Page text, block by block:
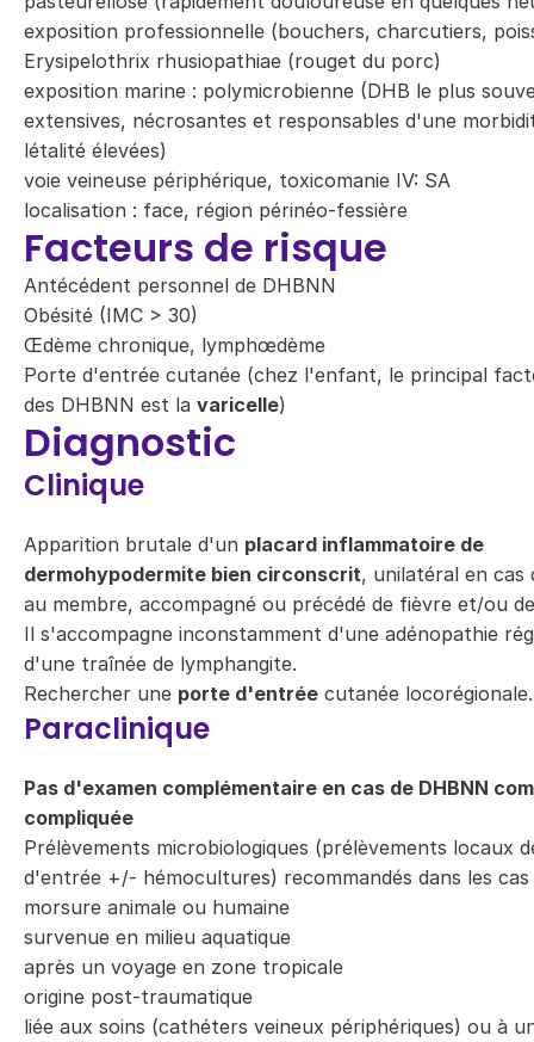
exposition professionnelle (bouchers, charcutiers,
Erysipelothrix rhusiopathiae (rouget du porc)
exposition marine : polymicrobienne (DHB le plus
extensives, nécrosantes et responsables d'une
létalité élevées)
voie veineuse périphérique, toxicomanie IV: SA
localisation : face, région périnéo-fessière
Facteurs de risque
Antécédent personnel de DHBNN
Obésité (IMC > 30)
Œdème chronique, lymphœdème
Porte d'entrée cutanée (chez l'enfant, le principal
des DHBNN est la varicelle)
Diagnostic
Clinique
Apparition brutale d'un placard inflammatoire de
dermohypodermite bien circonscrit, unilatéral en cas
au membre, accompagné ou précédé de fièvre et/ou
Il s'accompagne inconstamment d'une adénopathie
d'une traînée de lymphangite.
Rechercher une porte d'entrée cutanée locorégionale.
Paraclinique
Pas d'examen complémentaire en cas de DHBNN
compliquée
Prélèvements microbiologiques (prélèvements locaux
d'entrée +/- hémocultures) recommandés dans les
morsure animale ou humaine
survenue en milieu aquatique
après un voyage en zone tropicale
origine post-traumatique
liée aux soins (cathéters veineux périphériques) ou à